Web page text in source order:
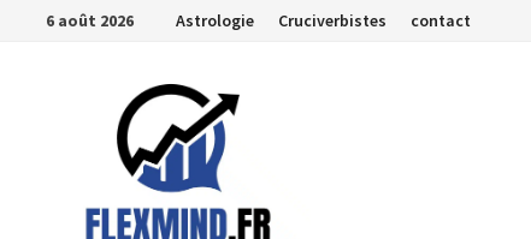
Passer6 août 2026 Astrologie Cruciverbistes contact